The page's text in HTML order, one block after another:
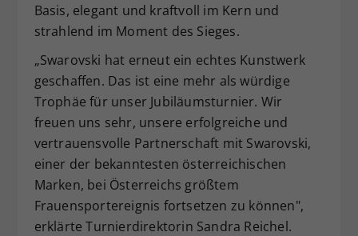
Basis, elegant und kraftvoll im Kern und
strahlend im Moment des Sieges.
„Swarovski hat erneut ein echtes Kunstwerk
geschaffen. Das ist eine mehr als würdige
Trophäe für unser Jubiläumsturnier. Wir
freuen uns sehr, unsere erfolgreiche und
vertrauensvolle Partnerschaft mit Swarovski,
einer der bekanntesten österreichischen
Marken, bei Österreichs größtem
Frauensportereignis fortsetzen zu können",
erklärte Turnierdirektorin Sandra Reichel.